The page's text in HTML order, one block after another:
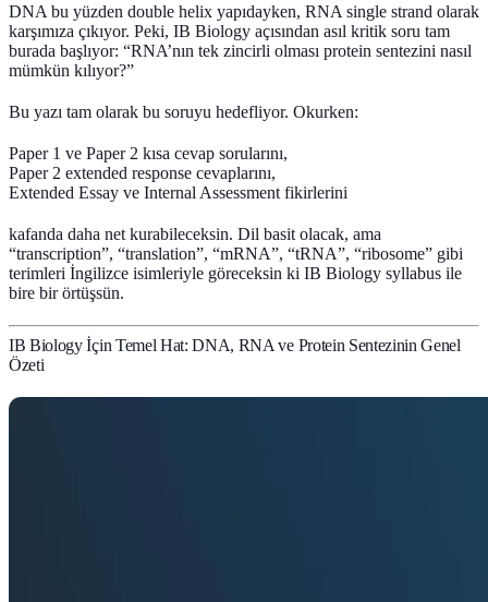
DNA bu yüzden double helix yapıdayken, RNA single strand olarak
karşımıza çıkıyor. Peki, IB Biology açısından asıl kritik soru tam
burada başlıyor: “RNA’nın tek zincirli olması protein sentezini nasıl
mümkün kılıyor?”
Bu yazı tam olarak bu soruyu hedefliyor. Okurken:
Paper 1 ve Paper 2 kısa cevap sorularını,
Paper 2 extended response cevaplarını,
Extended Essay ve Internal Assessment fikirlerini
kafanda daha net kurabileceksin. Dil basit olacak, ama
“transcription”, “translation”, “mRNA”, “tRNA”, “ribosome” gibi
terimleri İngilizce isimleriyle göreceksin ki IB Biology syllabus ile
bire bir örtüşsün.
IB Biology İçin Temel Hat: DNA, RNA ve Protein Sentezinin Genel
Özeti